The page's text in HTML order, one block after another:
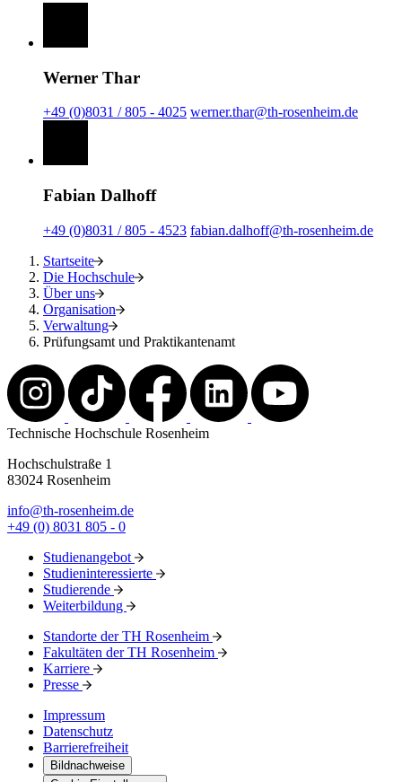
Werner Thar
+49 (0)8031 / 805 - 4025 werner.thar@th-rosenheim.de
Fabian Dalhoff
+49 (0)8031 / 805 - 4523 fabian.dalhoff@th-rosenheim.de
Startseite
Die Hochschule
Über uns
Organisation
Verwaltung
Prüfungsamt und Praktikantenamt
Technische Hochschule Rosenheim
Hochschulstraße 1
83024 Rosenheim
info@th-rosenheim.de
+49 (0) 8031 805 - 0
Studienangebot
Studieninteressierte
Studierende
Weiterbildung
Standorte der TH Rosenheim
Fakultäten der TH Rosenheim
Karriere
Presse
Impressum
Datenschutz
Barrierefreiheit
Bildnachweise